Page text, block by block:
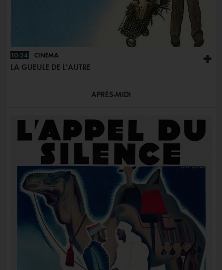
+
10:24 CINÉMA
LA GUEULE DE L'AUTRE
APRÈS-MIDI